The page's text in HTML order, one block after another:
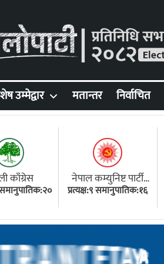
उम्मेद्वार मतान्तर निर्वाचित
काँग्रेस
समानुपातिक:२०
नेपाल कम्युनिष्ट पार्टी
(एमाले)
प्रत्यक्ष:९ समानुपातिक:१६